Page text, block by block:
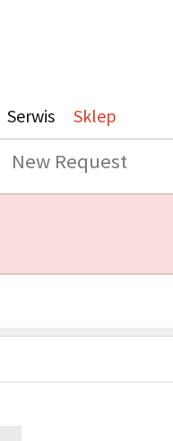
Serwis Sklep
New Request